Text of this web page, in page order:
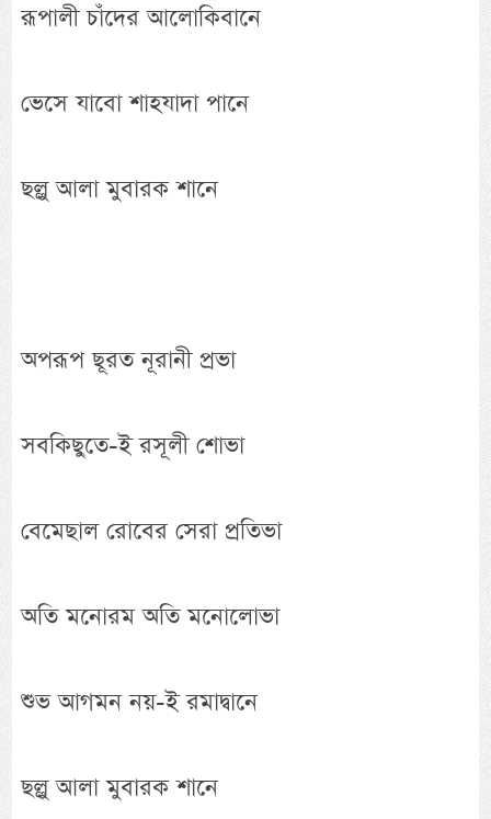
রূপালী চাঁদের আলোকিবানে
ভেসে যাবো শাহযাদা পানে
ছল্লু আলা মুবারক শানে
অপরূপ ছূরত নূরানী প্রভা
সবকিছুতে-ই রসূলী শোভা
বেমেছাল রোবের সেরা প্রতিভা
অতি মনোরম অতি মনোলোভা
শুভ আগমন নয়-ই রমাদ্বানে
ছল্লু আলা মুবারক শানে